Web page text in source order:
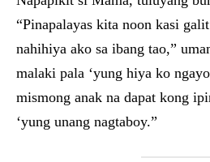
“Pinapalayas kita noon kasi
nahihiya ako sa ibang tao,”
malaki pala ‘yung hiya ko
mismong anak na dapat kong
‘yung unang nagtaboy.”